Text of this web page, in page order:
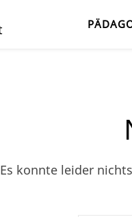
Es konnte leider